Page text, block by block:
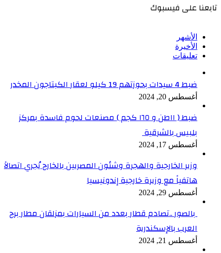
تابعنا على فيسبوك
الأشهر
الأخيرة
تعليقات
ضبط 4 سيدات بحوزتهم 19 كيلو لعقار الكبتاجون المخدر
أغسطس 20, 2024
ضبط ( ١١طن و ١٦٥ كجم ) مصنعات لحوم فاسدة بمركز
بلبيس بالشرقية
أغسطس 17, 2024
وزير الخارجية والهجرة وشئون المصريين بالخارج يُجري اتصالاً
هاتفياً مع وزيرة خارجية إندونيسيا
أغسطس 29, 2024
بالصور ..تصادم قطار بعدد من السيارات بمزلقان مطار برج
العرب بالإسكندرية
أغسطس 21, 2024